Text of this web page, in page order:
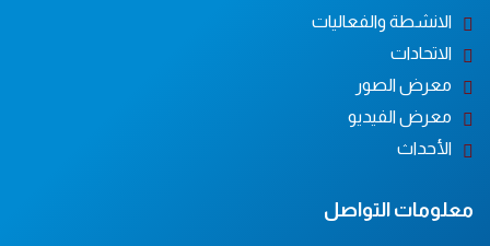
الانشطة والفعاليات
الاتحادات
معرض الصور
معرض الفيديو
الأحداث
معلومات التواصل